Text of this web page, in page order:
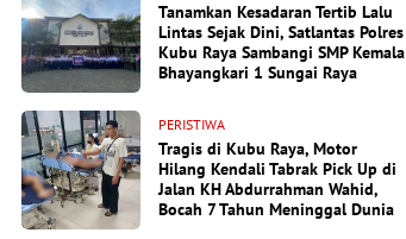
Tanamkan Kesadaran Tertib Lalu
Lintas Sejak Dini, Satlantas Polres
Kubu Raya Sambangi SMP Kemala
Bhayangkari 1 Sungai Raya
PERISTIWA
Tragis di Kubu Raya, Motor
Hilang Kendali Tabrak Pick Up di
Jalan KH Abdurrahman Wahid,
Bocah 7 Tahun Meninggal Dunia